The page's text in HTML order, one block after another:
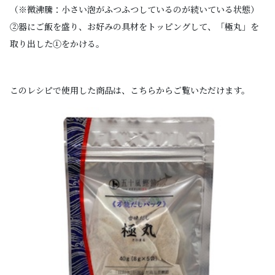
（※微沸騰：小さい泡がふつふつしているのが続いている状態）
②器にご飯を盛り、お好みの具材をトッピングして、「極丸」を
取り出した①をかける。
このレシピで使用した商品は、こちらからご覧いただけます。